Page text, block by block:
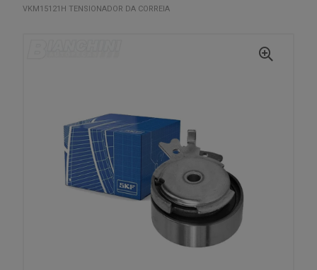
VKM15121H TENSIONADOR DA CORREIA